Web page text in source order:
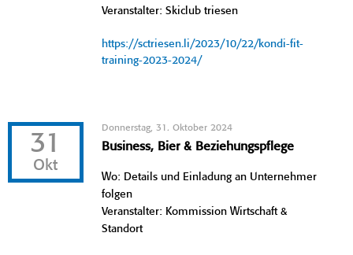
Veranstalter: Skiclub triesen
https://sctriesen.li/2023/10/22/kondi-fit-
training-2023-2024/
31
Okt
Donnerstag, 31. Oktober 2024
Business, Bier & Beziehungspflege
Wo: Details und Einladung an Unternehmer
folgen
Veranstalter: Kommission Wirtschaft &
Standort